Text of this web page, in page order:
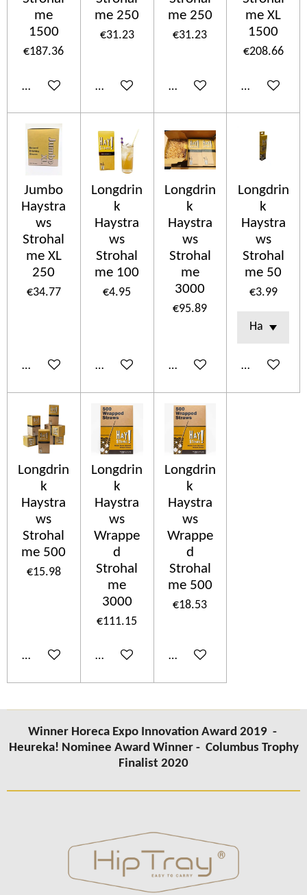
me
1500
€187.36
Add to cart
me 250
€31.23
Add to cart
me 250
€31.23
Add to cart
me XL
1500
€208.66
Add to cart
Jumbo
Haystra
ws
Strohal
me XL
250
€34.77
Add to cart
Longdrin
k
Haystra
ws
Strohal
me 100
€4.95
Add to cart
Longdrin
k
Haystra
ws
Strohal
me
3000
€95.89
Add to cart
Longdrin
k
Haystra
ws
Strohal
me 50
€3.99
Add to cart
Longdrin
k
Haystra
ws
Strohal
me 500
€15.98
Add to cart
Longdrin
k
Haystra
ws
Wrappe
d
Strohal
me
3000
€111.15
Add to cart
Longdrin
k
Haystra
ws
Wrappe
d
Strohal
me 500
€18.53
Add to cart
Winner Horeca Expo Innovation Award 2019 -
Heureka! Nominee Award Winner - Columbus Trophy
Finalist 2020